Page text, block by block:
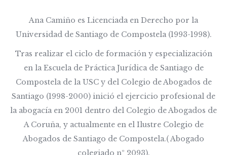
Ana Camiño es Licenciada en Derecho por la
Universidad de Santiago de Compostela (1993-1998).
Tras realizar el ciclo de formación y especialización
en la Escuela de Práctica Jurídica de Santiago de
Compostela de la USC y del Colegio de Abogados de
Santiago (1998-2000) inició el ejercicio profesional de
la abogacía en 2001 dentro del Colegio de Abogados de
A Coruña, y actualmente en el Ilustre Colegio de
Abogados de Santiago de Compostela.( Abogado
colegiado nº 2093).